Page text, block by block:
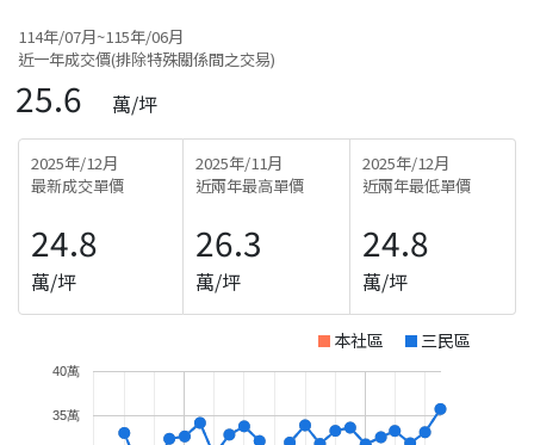
114年/07月~115年/06月
近一年成交價(排除特殊關係間之交易)
25.6 萬/坪
2025年/12月
最新成交單價
24.8
萬/坪
2025年/11月
近兩年最高單價
26.3
萬/坪
2025年/12月
近兩年最低單價
24.8
萬/坪
本社區 三民區
35萬
40萬